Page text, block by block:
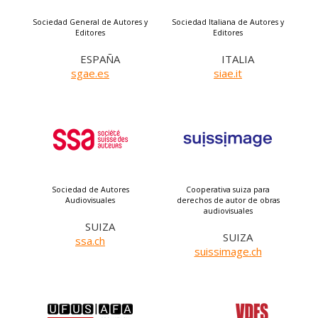
Sociedad General de Autores y
Editores
ESPAÑA
sgae.es
Sociedad Italiana de Autores y
Editores
ITALIA
siae.it
Sociedad de Autores
Audiovisuales
SUIZA
ssa.ch
Cooperativa suiza para
derechos de autor de obras
audiovisuales
SUIZA
suissimage.ch